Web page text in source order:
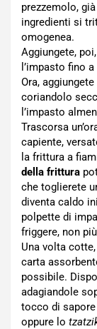
prezzemolo,
ingredienti si
omogenea.
Aggiungete,
l’impasto fino
Ora,
coriandolo
l’impasto
Trascorsa
capiente,
la frittura a
della frittura
che toglierete
diventa caldo
polpette di
friggere, non
Una volta
carta
possibile.
adagiandole
tocco di
oppure lo